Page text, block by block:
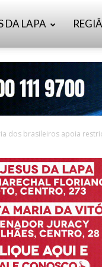
DA LAPA
dos brasileiros apoia